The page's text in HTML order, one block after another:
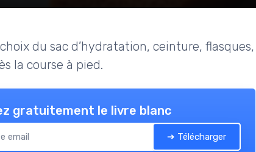
du sac d’hydratation, ceinture, flasques,
la course à pied.
gratuitement le livre blanc
➔ Télécharger